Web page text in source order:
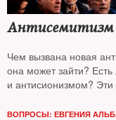
Чем вызвана новая
она может зайти?
и антисионизмом?
Виктором Вахштайном*
ВОПРОСЫ: ЕВГЕНИЯ